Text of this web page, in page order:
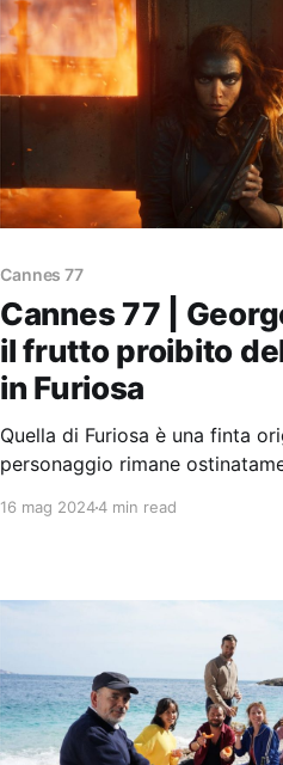
Cannes 77
Cannes 77 |
il frutto proibito
in Furiosa
Quella di Furiosa è una finta
personaggio rimane
come si muove in silenzio in
16 mag 20244 min read